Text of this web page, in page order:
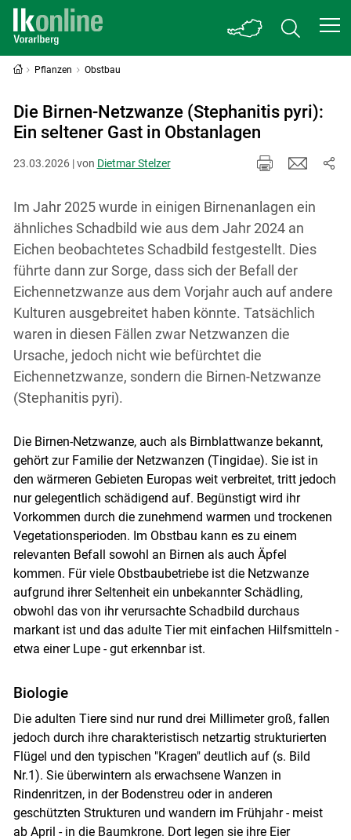
Pflanzen Obstbau
Die Birnen-Netzwanze (Stephanitis pyri):
Ein seltener Gast in Obstanlagen
23.03.2026 | von Dietmar Stelzer
Im Jahr 2025 wurde in einigen Birnenanlagen ein
ähnliches Schadbild wie aus dem Jahr 2024 an
Eichen beobachtetes Schadbild festgestellt. Dies
führte dann zur Sorge, dass sich der Befall der
Eichennetzwanze aus dem Vorjahr auch auf andere
Kulturen ausgebreitet haben könnte. Tatsächlich
waren in diesen Fällen zwar Netzwanzen die
Ursache, jedoch nicht wie befürchtet die
Eichennetzwanze, sondern die Birnen-Netzwanze
(Stephanitis pyri).
Die Birnen-Netzwanze, auch als Birnblattwanze bekannt,
gehört zur Familie der Netzwanzen (Tingidae). Sie ist in
den wärmeren Gebieten Europas weit verbreitet, tritt jedoch
nur gelegentlich schädigend auf. Begünstigt wird ihr
Vorkommen durch die zunehmend warmen und trockenen
Vegetationsperioden. Im Obstbau kann es zu einem
relevanten Befall sowohl an Birnen als auch Äpfel
kommen. Für viele Obstbaubetriebe ist die Netzwanze
aufgrund ihrer Seltenheit ein unbekannter Schädling,
obwohl das von ihr verursachte Schadbild durchaus
markant ist und das adulte Tier mit einfachen Hilfsmitteln -
etwa einer Lupe - gut erkennbar ist.
Biologie
Die adulten Tiere sind nur rund drei Millimeter groß, fallen
jedoch durch ihre charakteristisch netzartig strukturierten
Flügel und den typischen "Kragen" deutlich auf (s. Bild
Nr.1). Sie überwintern als erwachsene Wanzen in
Rindenritzen, in der Bodenstreu oder in anderen
geschützten Strukturen und wandern im Frühjahr - meist
ab April - in die Baumkrone. Dort legen sie ihre Eier